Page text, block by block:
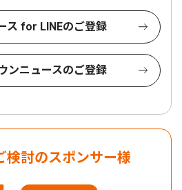
ス for LINEのご登録
ンニュースのご登録
検討のスポンサー様